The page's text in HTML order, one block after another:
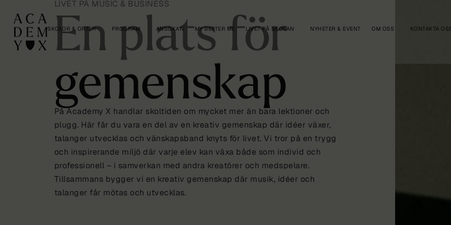
SKOLOR & ORTER PROGRAM ANSÖKAN MY BETTER ME LIVET PÅ SKOLAN NYHETER & EVENT OM OSS KONTAKTA
LIVET PÅ MUSIC & BUSINESS
En plats för
gemenskap
På Academy X handlar skoltiden om mycket mer än bara lektioner och
plugg. Här får du vara en del av en kreativ gemenskap där idéer växer,
talanger utvecklas och vänskapsband knyts för livet. Vi tror på en trygg
och inspirerande miljö där varje elev kan växa både som individ och
professionell – i samverkan med andra kreatörer och medspelare.
Tillsammans bygger vi en kreativ gemenskap där musik, idéer och
talanger får mötas och utvecklas.